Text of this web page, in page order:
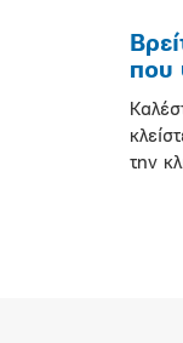
που
την